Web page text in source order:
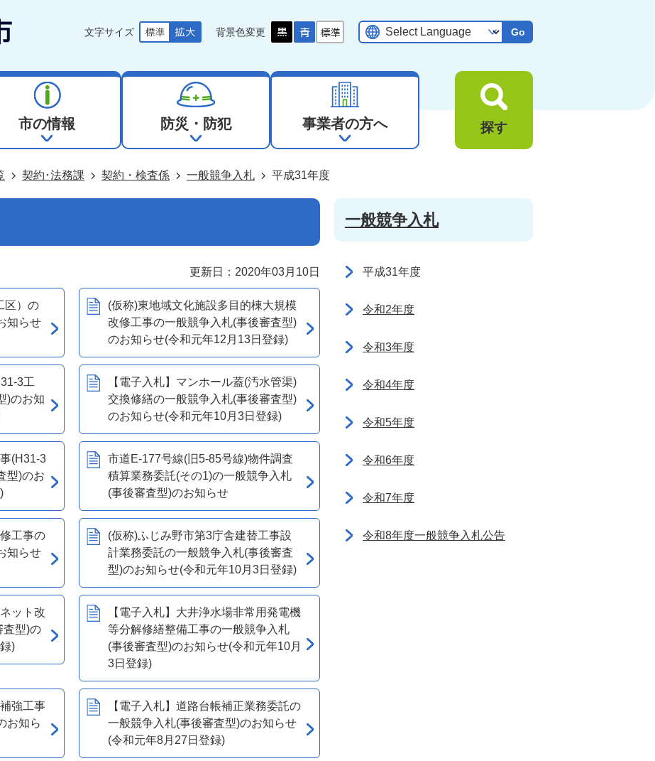
文字サイズ 背景色変更 Go
市の情報 防災・防犯 事業者の方へ 探す
契約･法務課 契約・検査係 一般競争入札 平成31年度
更新日：2020年03月10日
区）の
知らせ
(仮称)東地域文化施設多目的棟大規模
改修工事の一般競争入札(事後審査型)
のお知らせ(令和元年12月13日登録)
3工
)のお知
【電子入札】マンホール蓋(汚水管渠)
交換修繕の一般競争入札(事後審査型)
のお知らせ(令和元年10月3日登録)
(H31-3
型)のお
市道E-177号線(旧5-85号線)物件調査
積算業務委託(その1)の一般競争入札
(事後審査型)のお知らせ
工事の
知らせ
(仮称)ふじみ野市第3庁舎建替工事設
計業務委託の一般競争入札(事後審査
型)のお知らせ(令和元年10月3日登録)
ット改
査型)の
)
【電子入札】大井浄水場非常用発電機
等分解修繕整備工事の一般競争入札
(事後審査型)のお知らせ(令和元年10月
3日登録)
強工事
お知ら
【電子入札】道路台帳補正業務委託の
一般競争入札(事後審査型)のお知らせ
(令和元年8月27日登録)
一般競争入札
平成31年度
令和2年度
令和3年度
令和4年度
令和5年度
令和6年度
令和7年度
令和8年度一般競争入札公告